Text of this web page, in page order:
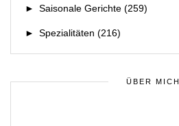
► Saisonale Gerichte (259)
► Spezialitäten (216)
ÜBER MICH